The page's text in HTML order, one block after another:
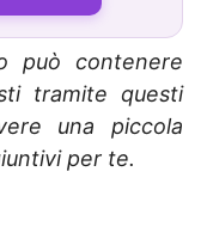
può contenere
tramite questi
una piccola
per te.